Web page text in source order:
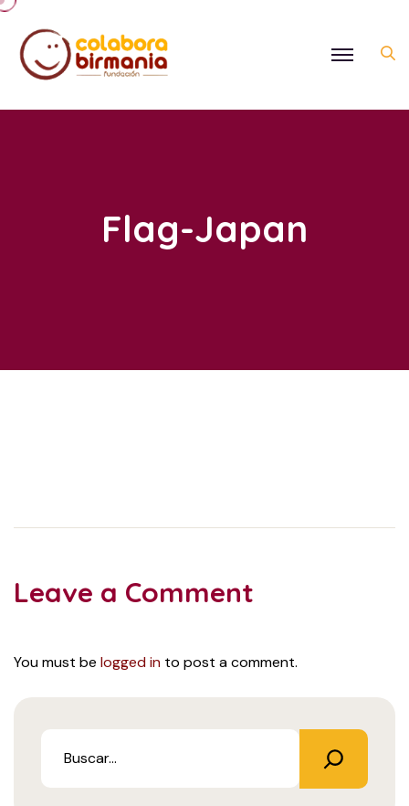
Flag-Japan
Leave a Comment
You must be logged in to post a comment.